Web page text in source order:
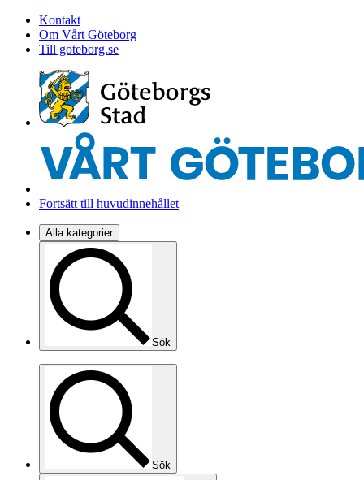
Kontakt
Om Vårt Göteborg
Till goteborg.se
Fortsätt till huvudinnehållet
Alla kategorier
Sök
Sök